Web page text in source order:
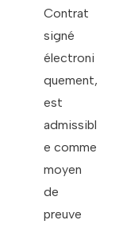
Contrat
signé
électroni
quement,
est
admissibl
e comme
moyen
de
preuve